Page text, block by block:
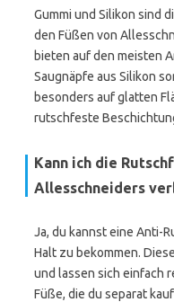
Gummi und Silikon sind
den Füßen von
bieten auf den meisten
Saugnäpfe aus Silikon
besonders auf glatten
rutschfeste
Kann ich die
Allesschneiders
Ja, du kannst eine Anti-
Halt zu bekommen.
und lassen sich einfach
Füße, die du separat